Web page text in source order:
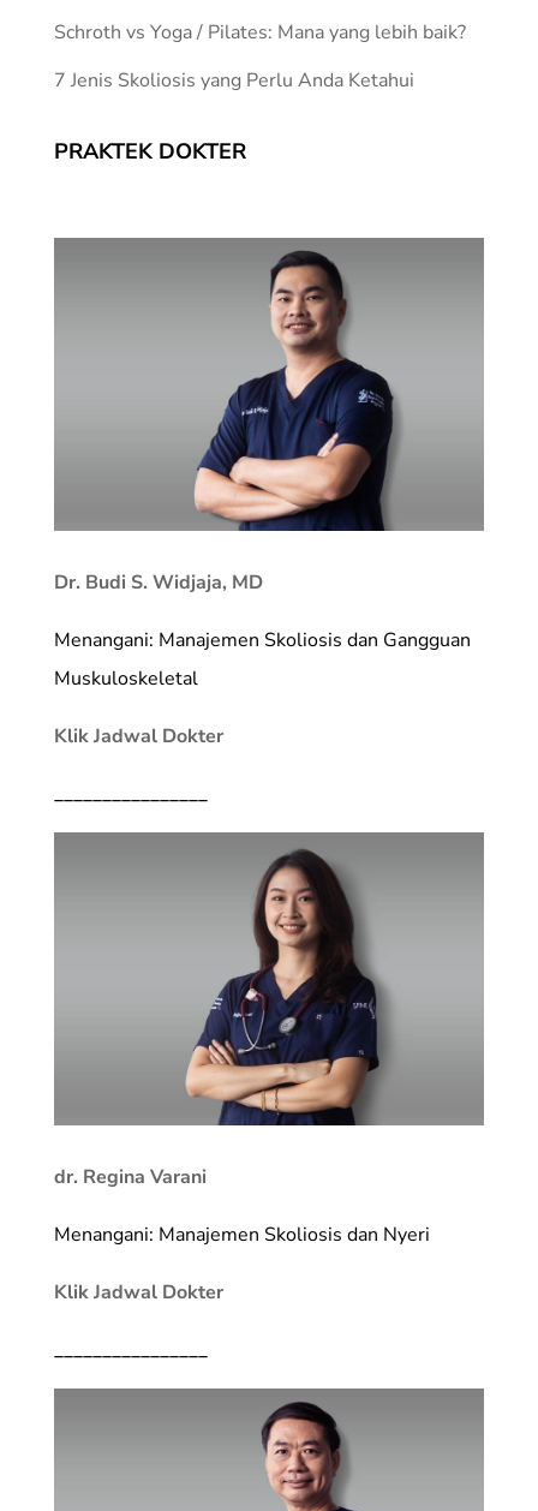
Schroth vs Yoga / Pilates: Mana yang lebih baik?
7 Jenis Skoliosis yang Perlu Anda Ketahui
PRAKTEK DOKTER
Dr. Budi S. Widjaja, MD
Menangani: Manajemen Skoliosis dan Gangguan
Muskuloskeletal
Klik Jadwal Dokter
________________
dr. Regina Varani
Menangani: Manajemen Skoliosis dan Nyeri
Klik Jadwal Dokter
________________